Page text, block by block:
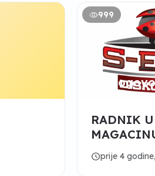
999
Po
RADNIK
scheduleprije 4